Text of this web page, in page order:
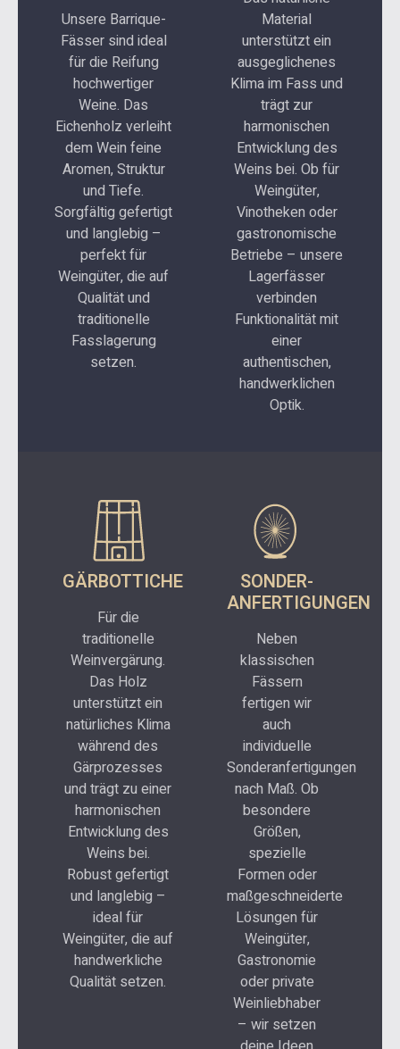
Unsere Barrique-
Fässer sind ideal
für die Reifung
hochwertiger
Weine. Das
Eichenholz verleiht
dem Wein feine
Aromen, Struktur
und Tiefe.
Sorgfältig gefertigt
und langlebig –
perfekt für
Weingüter, die auf
Qualität und
traditionelle
Fasslagerung
setzen.
Material
unterstützt ein
ausgeglichenes
Klima im Fass und
trägt zur
harmonischen
Entwicklung des
Weins bei. Ob für
Weingüter,
Vinotheken oder
gastronomische
Betriebe – unsere
Lagerfässer
verbinden
Funktionalität mit
einer
authentischen,
handwerklichen
Optik.
GÄRBOTTICHE
Für die
traditionelle
Weinvergärung.
Das Holz
unterstützt ein
natürliches Klima
während des
Gärprozesses
und trägt zu einer
harmonischen
Entwicklung des
Weins bei.
Robust gefertigt
und langlebig –
ideal für
Weingüter, die auf
handwerkliche
Qualität setzen.
SONDER-
ANFERTIGUNGEN
Neben
klassischen
Fässern
fertigen wir
auch
individuelle
Sonderanfertigungen
nach Maß. Ob
besondere
Größen,
spezielle
Formen oder
maßgeschneiderte
Lösungen für
Weingüter,
Gastronomie
oder private
Weinliebhaber
– wir setzen